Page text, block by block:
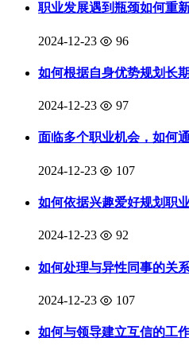
职业发展遇到瓶颈如何重
2024-12-23 96
如何根据自身优势规划长
2024-12-23 97
面临多个职业机会，如何
2024-12-23 107
如何依据兴趣爱好规划职
2024-12-23 92
如何处理与异性同事的关
2024-12-23 107
如何与领导建立互信的工